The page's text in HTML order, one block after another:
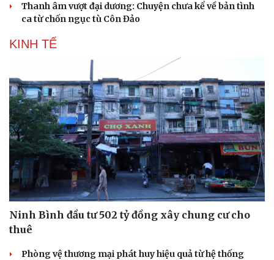
Sức khỏe
Dinh dưỡng - món ngon
Cây thuốc
Sản phụ khoa
Làm đẹp - giảm cân
Phòng mạch online
Ăn sạch sống khỏe
Đời sống
Thanh âm vượt đại dương: Chuyện chưa kể về bản tình
ca từ chốn ngục tù Côn Đảo
KINH TẾ
Ninh Bình đầu tư 502 tỷ đồng xây chung cư cho
thuê
Phòng vệ thương mại phát huy hiệu quả từ hệ thống